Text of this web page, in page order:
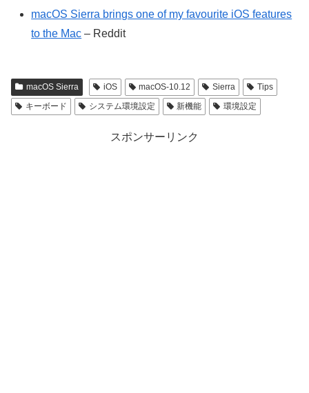
macOS Sierra brings one of my favourite iOS features
to the Mac – Reddit
macOS Sierra iOS macOS-10.12 Sierra
Tips
キーボード
システム環境設定 新機能 環境設定
スポンサーリンク